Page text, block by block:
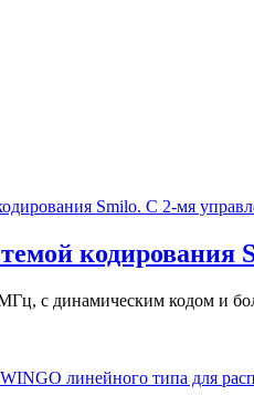
кодирования
с динамическим кодом и